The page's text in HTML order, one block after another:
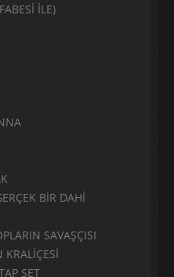
İLE)
BİR DAHİ
SAVAŞÇISI
SET